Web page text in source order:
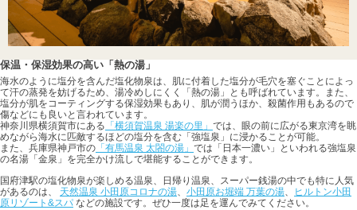
保温・保湿効果の高い「熱の湯」
海水のように塩分を含んだ塩化物泉は、肌に付着した塩分が毛穴を塞ぐことによっ
て汗の蒸発を妨げるため、湯冷めしにくく「熱の湯」とも呼ばれています。また、
塩分が肌をコーティングする保湿効果もあり、肌が潤うほか、殺菌作用もあるので
傷などにも良いと言われています。
神奈川県横須賀市にある 「横須賀温泉 湯楽の里」 では、眼の前に広がる東京湾を眺
めながら海水に匹敵するほどの塩分を含む「強塩泉」に浸かることが可能。
また、兵庫県神戸市の 「有馬温泉 太閤の湯」 では「日本一濃い」といわれる強塩泉
の名湯「金泉」を完全かけ流しで堪能することができます。
国府津駅の塩化物泉が楽しめる温泉、日帰り温泉、スーパー銭湯の中でも特に人気
があるのは、 天然温泉 小田原コロナの湯、 小田原お堀端 万葉の湯、
ヒルトン小田
原リゾート&スパ などの施設です。ぜひ一度は足を運んでみてください。